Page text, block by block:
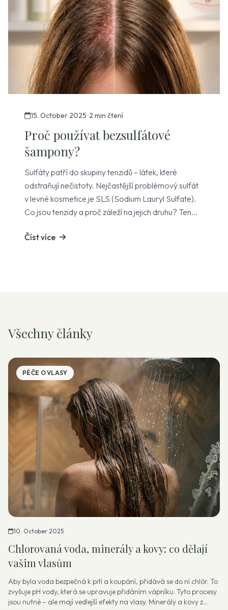
15. October 2025•2 min čtení
Proč používat bezsulfátové
šampony?
Sulfáty patří do skupiny tenzidů – látek, které
odstraňují nečistoty. Nejčastější problémový sulfát
v levné kosmetice je SLS (Sodium Lauryl Sulfate).
Co jsou tenzidy a proč záleží na jejich druhu? Ten...
Číst více
Všechny články
PÉČE O VLASY
10. October 2025
Chlorovaná voda, minerály a kovy: co dělají
vašim vlasům
Aby byla voda bezpečná k pití a koupání, přidává se do ní chlór. To
zvyšuje pH vody, která se upravuje přidáním vápníku. Tyto procesy
jsou nutné – ale mají vedlejší efekty na vlasy. Minerály a kovy z...